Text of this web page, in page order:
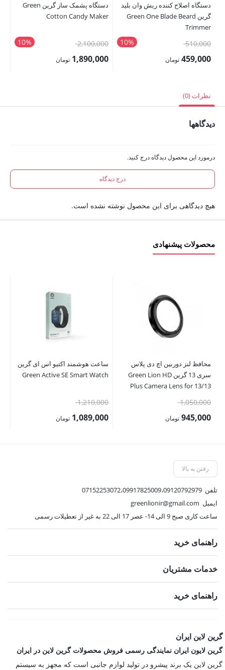
دستگاه اصلاح کننده ریش وان بلید
گرین Green One Blade Beard
Trimmer
10% 510,000قیمت
اصلی:459,000 تومان
459,000 تومان.
دستگاه پشمک ساز گرین Green
Cotton Candy Maker
10% 2,100,000قیمت
اصلی:1,890,000 تومان
نظرات (0)
دیدگاهها
درمورد این محصول دیدگاه درج کنید.
درج دیدگاه
هیچ دیدگاهی برای این محصول نوشته نشده است.
محصولات پیشنهادی
محافظ لنز دوربین اچ دی پلاس
سری 13 گرین Green Lion HD
Plus Camera Lens for 13/13
1,050,000قیمت
اصلی: 945,000 تومان
945,000 تومان.
ساعت هوشمند اکتیو اس ای گرین
Green Active SE Smart Watch
1,210,000قیمت
اصلی:1,089,000 تومان
رفتن به بالا
تلفن 07152253072،09917825009،09120792979
ایمیل greenlionir@gmail.com
ساعت کاری صبح 9 الی 14- عصر 17 الی 22 به غیر از تعطیلات رسمی
راهنمای خرید
خدمات مشتریان
راهنمای خرید
گرین لاین ایران
گرین لایون ایران نمایندگی رسمی فروش محصولات گرین لاین در ایران
گرین لاین یک برند پیشرو در تولید لوازم جانبی است که مجهز به سیستم